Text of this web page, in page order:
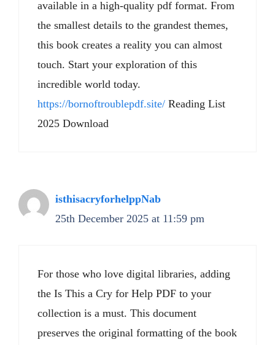
available in a high-quality pdf format. From
the smallest details to the grandest themes,
this book creates a reality you can almost
touch. Start your exploration of this
incredible world today.
https://bornoftroublepdf.site/ Reading List
2025 Download
isthisacryforhelppNab
25th December 2025 at 11:59 pm
For those who love digital libraries, adding
the Is This a Cry for Help PDF to your
collection is a must. This document
preserves the original formatting of the book